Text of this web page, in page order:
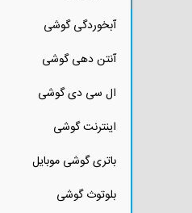
آبخوردگی گوشی
آنتن دهی گوشی
ال سی دی گوشی
اینترنت گوشی
باتری گوشی موبایل
بلوتوث گوشی